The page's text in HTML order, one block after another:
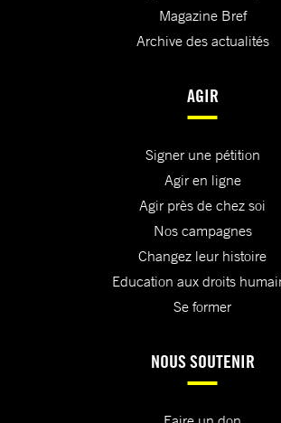
Magazine Bref
Archive des actualités
AGIR
Signer une pétition
Agir en ligne
Agir près de chez soi
Nos campagnes
Changez leur histoire
Education aux droits
Se former
NOUS SOUTENIR